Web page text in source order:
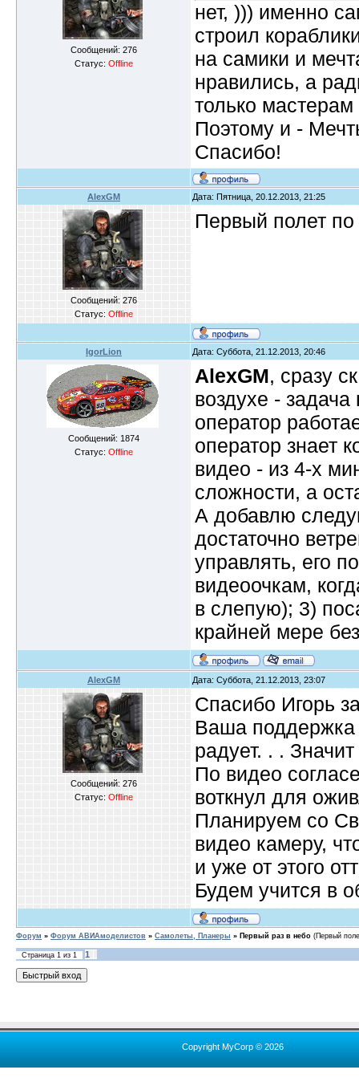
Сообщений: 276
Статус: Offline
нет, ))) именно
строил
на самики и
нравились, а
только
Поэтому и -
Спасибо!
AlexGM Дата: Пятница, 20.12.2013, 21:25
Сообщений: 276
Статус: Offline
Первый полет
IgorLion Дата: Суббота, 21.12.2013, 20:46
Сообщений: 1874
Статус: Offline
AlexGM, сразу
воздухе -
оператор
оператор знает
видео - из 4-х
сложности, а
А добавлю
достаточно
управлять, его
видеоочкам,
в слепую); 3)
крайней мере
AlexGM Дата: Суббота, 21.12.2013, 23:07
Сообщений: 276
Статус: Offline
Спасибо Игорь
Ваша поддержка
радует. . .
По видео
воткнул для
Планируем со
видео камеру,
и уже от этого
Будем учится в
Форум » Форум АВИАмоделистов » Самолеты, Планеры » Первый раз в небо (Первый
Страница 1 из 1 1
Copyright MyCorp © 2026